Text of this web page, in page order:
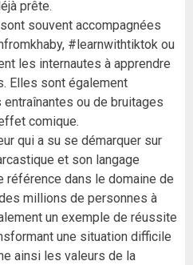
prête.
souvent accompagnées
#learnwithtiktok ou
les internautes à apprendre
Elles sont également
ou de bruitages
comique.
qui a su se démarquer sur
et son langage
référence dans le domaine de
millions de personnes à
un exemple de réussite
une situation difficile
ainsi les valeurs de la